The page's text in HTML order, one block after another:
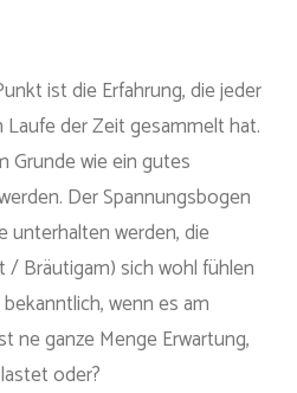
ist die Erfahrung, die jeder
der Zeit gesammelt hat.
Grunde wie ein gutes
Der Spannungsbogen
unterhalten werden, die
/ Bräutigam) sich wohl fühlen
wenn es am
ne ganze Menge Erwartung,
oder?